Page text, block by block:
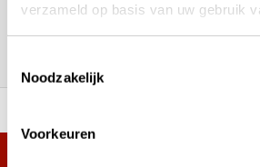
verzameld op basis van uw gebruik
Noodzakelijk
Voorkeuren
Reviews: Onze